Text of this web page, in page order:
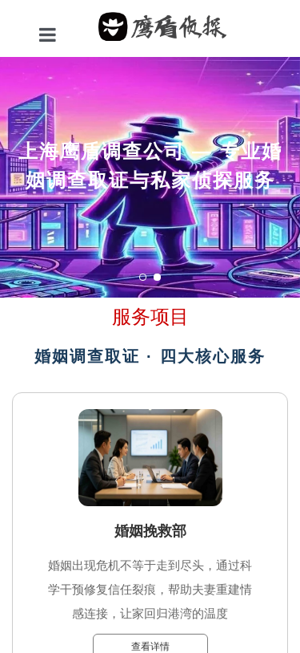
关于我们
新闻资讯
成功案例
联系我们
网站地图
上海鹰盾调查公司 — 专业婚
姻调查取证与私家侦探服务
服务项目
婚姻挽救部
婚姻出现危机不等于走到尽头，通过科
学干预修复信任裂痕，帮助夫妻重建情
感连接，让家回归港湾的温度
查看详情
婚姻调查取证 · 四大核心服务